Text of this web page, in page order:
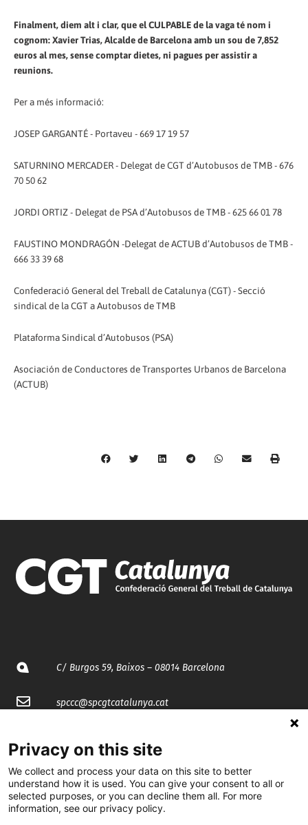
Finalment, diem alt i clar, que el CULPABLE de la vaga té nom i
cognom: Xavier Trias, Alcalde de Barcelona amb un sou de 7,852
euros al mes, sense comptar dietes, ni pagues per assistir a
reunions.
Per a més informació:
JOSEP GARGANTÉ - Portaveu - 669 17 19 57
SATURNINO MERCADER - Delegat de CGT d’Autobusos de TMB - 676
70 50 62
JORDI ORTIZ - Delegat de PSA d’Autobusos de TMB - 625 66 01 78
FAUSTINO MONDRAGÓN -Delegat de ACTUB d’Autobusos de TMB -
666 33 39 68
Confederació General del Treball de Catalunya (CGT) - Secció
sindical de la CGT a Autobusos de TMB
Plataforma Sindical d’Autobusos (PSA)
Asociación de Conductores de Transportes Urbanos de Barcelona
(ACTUB)
C/ Burgos 59, Baixos – 08014 Barcelona
spccc@spcgtcatalunya.cat
@CGTCatalunya
cgtcatalunya
Privacy on this site
We collect and process your data on this site to better
understand how it is used. You can give your consent to all or
selected purposes, or you can decline them all. For more
information, see our privacy policy.